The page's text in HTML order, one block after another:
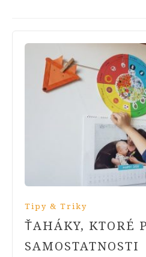
Tipy & Triky
ŤAHÁKY, KTORÉ
SAMOSTATNOSTI